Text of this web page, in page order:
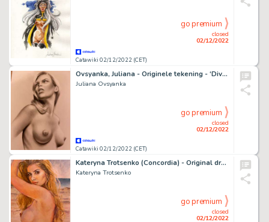
Catawiki 02/12/2022 (CET)
closed
02/12/2022
go premium
Ovsyanka, Juliana - Originele tekening - ‘Diversion’ - Formaat: 21 x 29 cm.
Juliana Ovsyanka
Catawiki 02/12/2022 (CET)
closed
02/12/2022
go premium
Kateryna Trotsenko (Concordia) - Original drawing - ‘Aruba’- Size: 21 x 30 cm - (2022)
Kateryna Trotsenko
closed
02/12/2022
go premium